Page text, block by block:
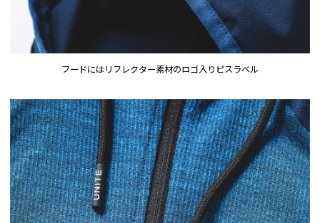
フードにはリフレクター素材のロゴ入りピスラベル